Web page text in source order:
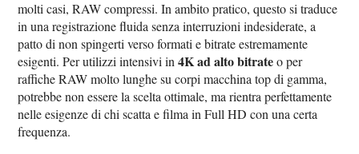
molti casi, RAW compressi. In ambito pratico, questo si traduce
in una registrazione fluida senza interruzioni indesiderate, a
patto di non spingerti verso formati e bitrate estremamente
esigenti. Per utilizzi intensivi in4K ad alto bitrateo per
raffiche RAW molto lunghe su corpi macchina top di gamma,
potrebbe non essere la scelta ottimale, ma rientra perfettamente
nelle esigenze di chi scatta e filma in Full HD con una certa
frequenza.